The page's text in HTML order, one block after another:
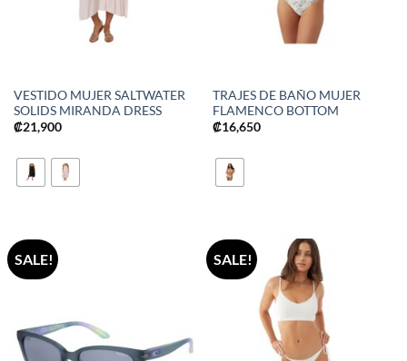
VESTIDO MUJER SALTWATER
SOLIDS MIRANDA DRESS
₡21,900
TRAJES DE BAÑO MUJER
FLAMENCO BOTTOM
₡16,650
SALE! SALE!